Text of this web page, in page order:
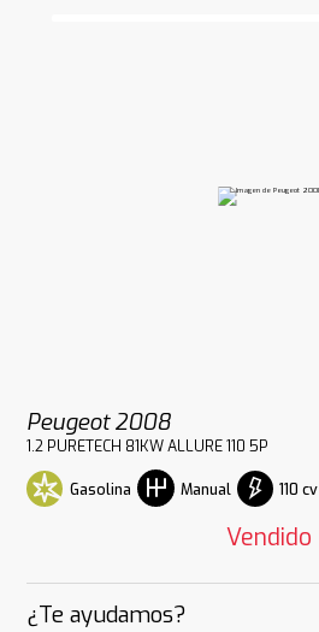
Peugeot 2008
1.2 PURETECH 81KW ALLURE 110 5P
Gasolina Manual 110 cv
Vendido
¿Te ayudamos?